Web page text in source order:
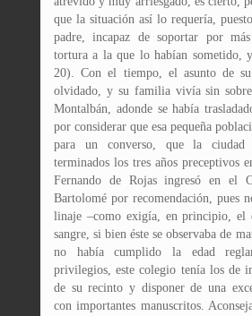
que la situación así lo requería,
padre, incapaz de soportar por
tortura a la que lo habían sometido,
20). Con el tiempo, el asunto de su
olvidado, y su familia vivía sin
Montalbán, adonde se había
por considerar que esa pequeña
para un converso, que la
terminados los tres años preceptivos
Fernando de Rojas ingresó en el
Bartolomé por recomendación, pues
linaje –como exigía, en principio, el
sangre, si bien éste se observaba de
no había cumplido la edad
privilegios, este colegio tenía los de
de su recinto y disponer de una
con importantes manuscritos.